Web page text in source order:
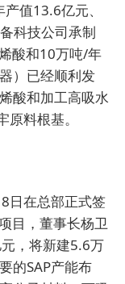
值13.6亿元、
科技公司承制
酸和10万吨/年
）已经顺利发
酸和加工高吸水
料根基。
日在总部正式签
目，董事长杨卫
，将新建5.6万
的SAP产能布